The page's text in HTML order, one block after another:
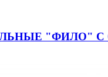
"ФИЛО" С